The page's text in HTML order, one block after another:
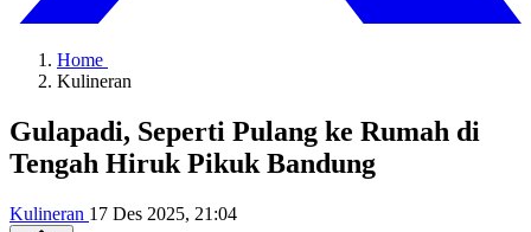
Home
Kulineran
Gulapadi, Seperti Pulang ke Rumah di
Tengah Hiruk Pikuk Bandung
Kulineran 17 Des 2025, 21:04